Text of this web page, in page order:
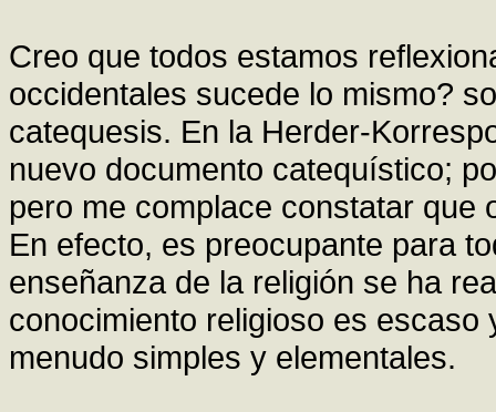
Creo que todos estamos
occidentales sucede lo mismo?
catequesis. En la Herder-
nuevo documento catequístico;
pero me complace constatar que
En efecto, es preocupante para
enseñanza de la religión se ha
conocimiento religioso es
menudo simples y elementales.